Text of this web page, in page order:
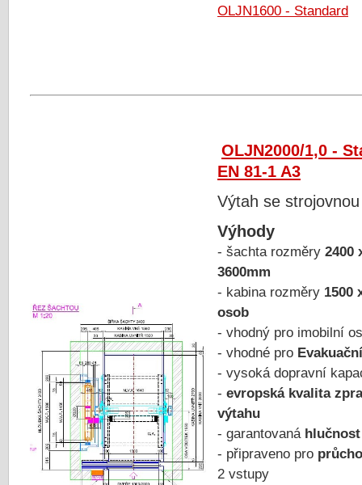
OLJN1600 - Standard
OLJN2000/1,0 -
EN 81-1 A3
Výtah se
Výhody
- šachta rozměry 2400
3600mm
- kabina rozměry 1500
osob
- vhodný pro imobilní
- vhodné pro
- vysoká dopravní
- evropská kvalita
výtahu
- garantovaná
- připraveno pro
2 vstupy